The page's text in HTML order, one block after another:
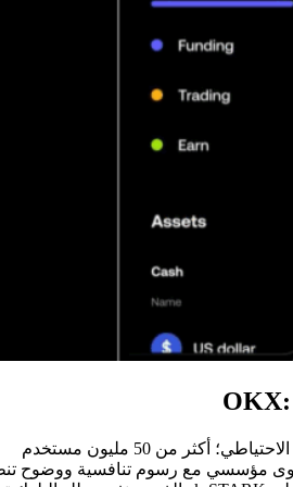
مستوى مؤسسي مع رسوم تنافسية ووضوح